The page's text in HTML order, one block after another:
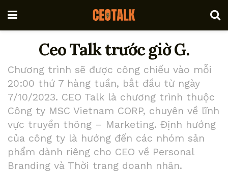
Ceo Talk trước giờ G.
Chương trình sẽ được công chiếu vào mỗi
20:00 thứ 7 hàng tuần, bắt đầu từ ngày
7/10/2023. CEO Talk là chương trình thuộc
Công ty MSC Vietnam CORP, chuyên về lĩnh
vực truyền thông – Marketing. Định hướng
của công ty là hướng đến các nhóm sản
phẩm dành riêng cho CEO về Personal
Branding và Thời trang doanh nhân.